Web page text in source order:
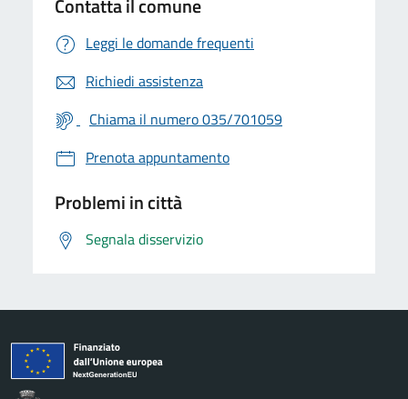
Contatta il comune
Leggi le domande frequenti
Richiedi assistenza
Chiama il numero 035/701059
Prenota appuntamento
Problemi in città
Segnala disservizio